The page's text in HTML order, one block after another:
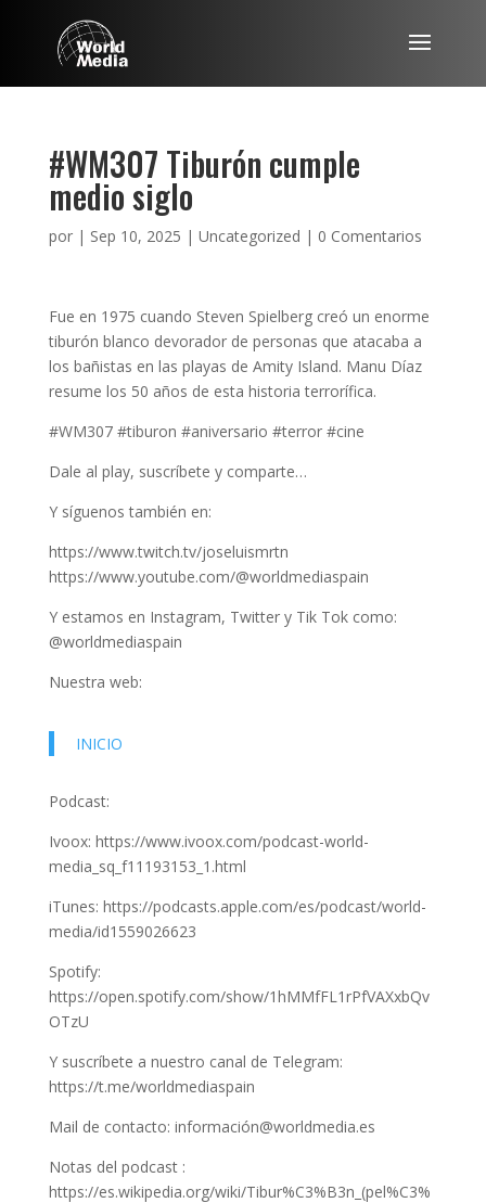
#WM307 Tiburón cumple
medio siglo
por | Sep 10, 2025 | Uncategorized | 0 Comentarios
Fue en 1975 cuando Steven Spielberg creó un enorme
tiburón blanco devorador de personas que atacaba a
los bañistas en las playas de Amity Island. Manu Díaz
resume los 50 años de esta historia terrorífica.
#WM307 #tiburon #aniversario #terror #cine
Dale al play, suscríbete y comparte…
Y síguenos también en:
https://www.twitch.tv/joseluismrtn
https://www.youtube.com/@worldmediaspain
Y estamos en Instagram, Twitter y Tik Tok como:
@worldmediaspain
Nuestra web:
INICIO
Podcast:
Ivoox: https://www.ivoox.com/podcast-world-
media_sq_f11193153_1.html
iTunes: https://podcasts.apple.com/es/podcast/world-
media/id1559026623
Spotify:
https://open.spotify.com/show/1hMMfFL1rPfVAXxbQv
OTzU
Y suscríbete a nuestro canal de Telegram:
https://t.me/worldmediaspain
Mail de contacto: información@worldmedia.es
Notas del podcast :
https://es.wikipedia.org/wiki/Tibur%C3%B3n_(pel%C3%